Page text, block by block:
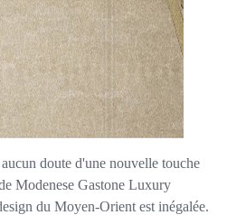
doute d'une nouvelle touche
Modenese Gastone Luxury
du Moyen-Orient est inégalée.